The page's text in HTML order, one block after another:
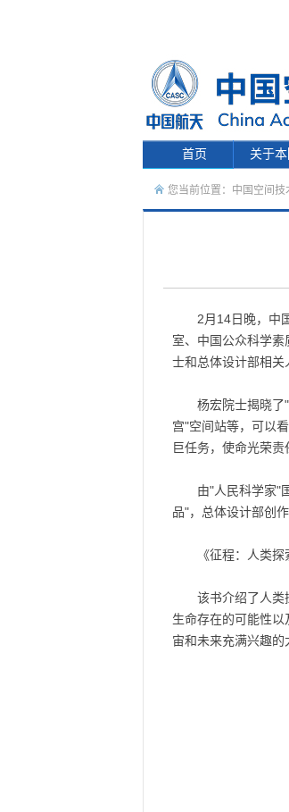
首页 关于
您当前位置： 中国空间技
2月14日晚，中
室、中国公众科学
士和总体设计部相关
杨宏院士揭晓了
宫"空间站等，可以
巨任务，使命光荣
由"人民科学家"
品"，总体设计部创
《征程：人类
该书介绍了人类
生命存在的可能性
宙和未来充满兴趣的